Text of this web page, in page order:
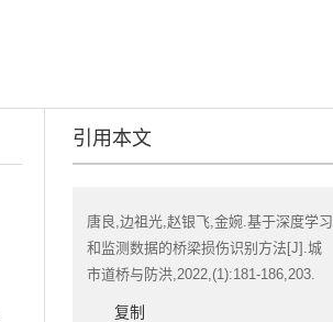
引用本文
唐良,边祖光,赵银飞,金婉.基于深度学习
和监测数据的桥梁损伤识别方法[J].城
市道桥与防洪,2022,(1):181-186,203.
复制